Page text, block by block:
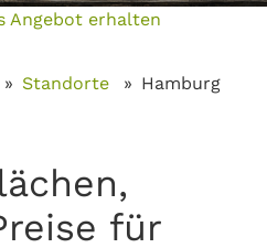
Angebot erhalten
Standorte Hamburg
für